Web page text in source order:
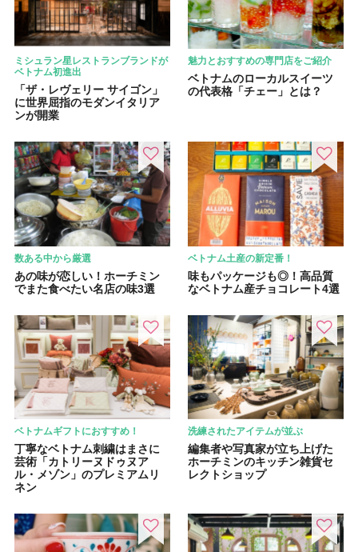
ミシュラン星レストランブランドが
ベトナム初進出
「ザ・レヴェリー サイゴン」
に世界屈指のモダンイタリア
ンが開業
魅力とおすすめの専門店をご紹介
ベトナムのローカルスイーツ
の代表格「チェー」とは？
数ある中から厳選
あの味が恋しい！ホーチミン
でまた食べたい名店の味3選
ベトナム土産の新定番！
味もパッケージも◎！高品質
なベトナム産チョコレート4選
ベトナムギフトにおすすめ！
丁寧なベトナム刺繍はまさに
芸術「カトリーヌドゥヌア
ル・メゾン」のプレミアムリ
ネン
洗練されたアイテムが並ぶ
編集者や写真家が立ち上げた
ホーチミンのキッチン雑貨セ
レクトショップ